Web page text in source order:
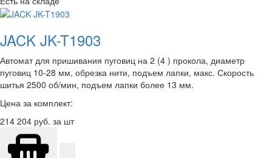
JACK JK-T1903
Автомат для пришивания пуговиц на 2 (4 ) прокола, диаметр
пуговиц 10-28 мм, обрезка нити, подъем лапки, макс. Скорость
шитья 2500 об/мин, подъем лапки более 13 мм.
Цена за комплект:
214 204 руб. за шт